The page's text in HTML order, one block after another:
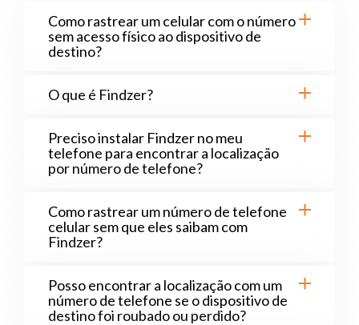
Como rastrear um celular com o número
sem acesso físico ao dispositivo de
destino?
O que é Findzer?
Preciso instalar Findzer no meu
telefone para encontrar a localização
por número de telefone?
Como rastrear um número de telefone
celular sem que eles saibam com
Findzer?
Posso encontrar a localização com um
número de telefone se o dispositivo de
destino foi roubado ou perdido?